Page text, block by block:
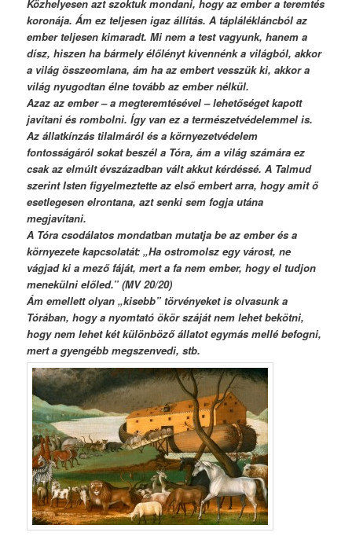
Közhelyesen azt szoktuk mondani, hogy az ember a teremtés
koronája. Ám ez teljesen igaz állítás. A táplálékláncból az
ember teljesen kimaradt. Mi nem a test vagyunk, hanem a
dísz, hiszen ha bármely élőlényt kivennénk a világból, akkor
a világ összeomlana, ám ha az embert vesszük ki, akkor a
világ nyugodtan élne tovább az ember nélkül.
Azaz az ember – a megteremtésével – lehetőséget kapott
javítani és rombolni. Így van ez a természetvédelemmel is.
Az állatkínzás tilalmáról és a környezetvédelem
fontosságáról sokat beszél a Tóra, ám a világ számára ez
csak az elmúlt évszázadban vált akkut kérdéssé. A Talmud
szerint Isten figyelmeztette az első embert arra, hogy amit ő
esetlegesen elrontana, azt senki sem fogja utána
megjavítani.
A Tóra csodálatos mondatban mutatja be az ember és a
környezete kapcsolatát: „Ha ostromolsz egy várost, ne
vágjad ki a mező fáját, mert a fa nem ember, hogy el tudjon
menekülni előled.” (MV 20/20)
Ám emellett olyan „kisebb” törvényeket is olvasunk a
Tórában, hogy a nyomtató ökör száját nem lehet bekötni,
hogy nem lehet két különböző állatot egymás mellé befogni,
mert a gyengébb megszenvedi, stb.